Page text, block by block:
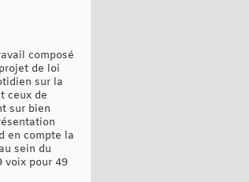
composé
de loi
sur la
ceux de
sur bien
en compte la
sein du
voix pour 49